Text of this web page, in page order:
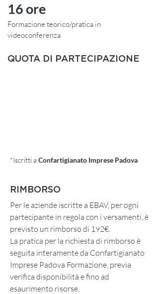
16 ore
Formazione teorico/pratica in
videoconferenza
QUOTA DI PARTECIPAZIONE
*Iscritti a Confartigianato Imprese Padova
RIMBORSO
Per le aziende iscritte a EBAV, per ogni
partecipante in regola con i versamenti, è
previsto un rimborso di 192€.
La pratica per la richiesta di rimborso è
seguita interamente da Confartigianato
Imprese Padova Formazione, previa
verifica disponibilità e fino ad
esaurimento risorse.